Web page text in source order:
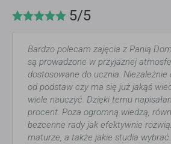
5/5
Bardzo polecam zajęcia z Panią
są prowadzone w przyjaznej
dostosowane do ucznia. Niezależnie
od podstaw czy ma się już jakąś
wiele nauczyć. Dzięki temu
procent. Poza ogromną wiedzą,
bezcenne rady jak efektywnie
maturze, a także jakie studia